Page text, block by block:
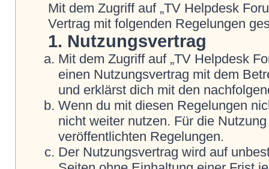
Mit dem Zugriff auf „TV Helpdesk
Vertrag mit folgenden Regelungen
1. Nutzungsvertrag
Mit dem Zugriff auf „TV Helpdesk
einen Nutzungsvertrag mit dem
und erklärst dich mit den
Wenn du mit diesen Regelungen
nicht weiter nutzen. Für die
veröffentlichten Regelungen.
Der Nutzungsvertrag wird auf